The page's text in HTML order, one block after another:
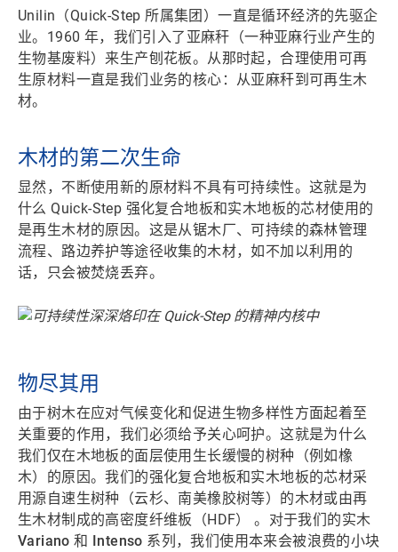
Unilin（Quick-Step 所属集团）一直是循环经济的先驱企
业。1960 年，我们引入了 亚麻秆 （一种亚麻行业产生的
生物基废料）来生产刨花板。从那时起，合理使用可再
生原材料一直是我们业务的核心 ：从亚麻秆到可再生木
材。
木材的第二次生命
显然，不断使用新的原材料不具有可持续性。这就是为
什么 Quick-Step 强化复合地板和实木地板的芯材使用的
是再生木材的原因。这是从锯木厂、可持续的森林管理
流程、路边养护等途径收集的木材，如不加以利用的
话，只会被焚烧丢弃。
物尽其用
由于树木在应对气候变化和促进生物多样性方面起着至
关重要的作用，我们必须给予关心呵护。这就是为什么
我们 仅在木地板的面层使用 生长缓慢的树种 （例如橡
木）的原因。我们的强化复合地板和实木地板的芯材采
用源自速生树种 （云杉、南美橡胶树等）的木材或由再
生木材制成的高密度纤维板（HDF） 。对于我们的实木
Variano 和 Intenso 系列 ，我们使用本来会被浪费的小块